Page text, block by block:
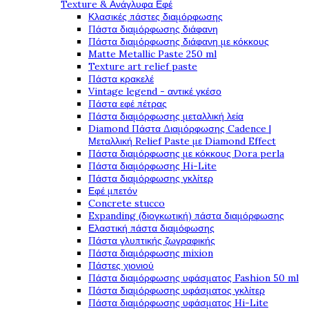
Texture & Ανάγλυφα Εφέ
Κλασικές πάστες διαμόρφωσης
Πάστα διαμόρφωσης διάφανη
Πάστα διαμόρφωσης διάφανη με κόκκους
Matte Metallic Paste 250 ml
Texture art relief paste
Πάστα κρακελέ
Vintage legend - αντικέ γκέσο
Πάστα εφέ πέτρας
Πάστα διαμόρφωσης μεταλλική λεία
Diamond Πάστα Διαμόρφωσης Cadence |
Μεταλλική Relief Paste με Diamond Effect
Πάστα διαμόρφωσης με κόκκους Dora perla
Πάστα διαμόρφωσης Hi-Lite
Πάστα διαμόρφωσης γκλίτερ
Εφέ μπετόν
Concrete stucco
Expanding (διογκωτική) πάστα διαμόρφωσης
Ελαστική πάστα διαμόφωσης
Πάστα γλυπτικής ζωγραφικής
Πάστα διαμόρφωσης mixion
Πάστες χιονιού
Πάστα διαμόρφωσης υφάσματος Fashion 50 ml
Πάστα διαμόρφωσης υφάσματος γκλίτερ
Πάστα διαμόρφωσης υφάσματος Hi-Lite